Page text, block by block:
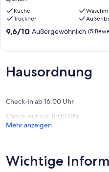
Vom eigenen Steg können Sie
lassen.
Auch das Ruderboot können Sie
am
See
Lychen
Küche
Trockner
9.6
(5
Bewertungen)
9,6/10 Außergewöhnlich (5
Hausordnung
Check-in ab 16:00 Uhr
Check-out vor 11:00 Uhr
Mehr anzeigen
Wichtige